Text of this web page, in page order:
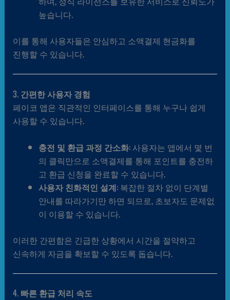
높습니다.
이를 통해 사용자들은 안심하고 소액결제 현금화를
진행할 수 있습니다.
3. 간편한 사용자 경험
페이코 앱은 직관적인 인터페이스를 통해 누구나 쉽게
사용할 수 있습니다.
충전 및 환급 과정 간소화: 사용자는 앱에서 몇 번
의 클릭만으로 소액결제를 통해 포인트를 충전하
고 환급 신청을 완료할 수 있습니다.
사용자 친화적인 설계: 복잡한 절차 없이 단계별
안내를 따라가기만 하면 되므로, 초보자도 문제없
이 이용할 수 있습니다.
이러한 간편함은 긴급한 상황에서 시간을 절약하고
신속하게 자금을 확보할 수 있도록 돕습니다.
4. 빠른 환급 처리 속도